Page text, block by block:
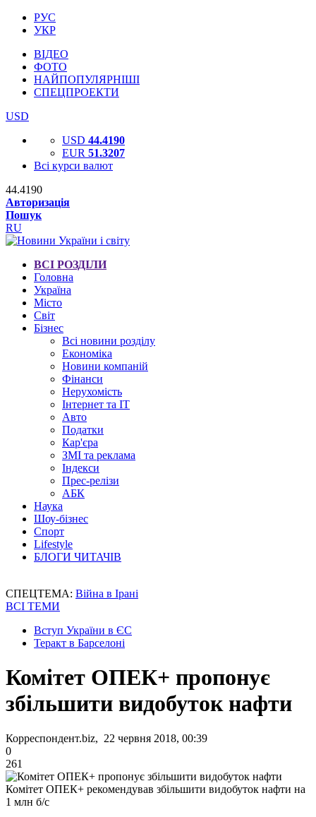
РУС
УКР
ВІДЕО
ФОТО
НАЙПОПУЛЯРНІШІ
СПЕЦПРОЕКТИ
USD
USD 44.4190
EUR 51.3207
Всі курси валют
44.4190
Авторизація
Пошук
RU
ВСІ РОЗДІЛИ
Головна
Україна
Місто
Світ
Бізнес
Всі новини розділу
Економіка
Новини компаній
Фінанси
Нерухомість
Інтернет та IT
Авто
Податки
Кар'єра
ЗМІ та реклама
Індекси
Прес-релізи
АБК
Наука
Шоу-бізнес
Спорт
Lifestyle
БЛОГИ ЧИТАЧІВ
СПЕЦТЕМА: Війна в Ірані
ВСІ ТЕМИ
Вступ України в ЄС
Теракт в Барселоні
Комітет ОПЕК+ пропонує
збільшити видобуток нафти
Корреспондент.biz, 22 червня 2018, 00:39
0
261
Комітет ОПЕК+ рекомендував збільшити видобуток нафти на
1 млн б/с